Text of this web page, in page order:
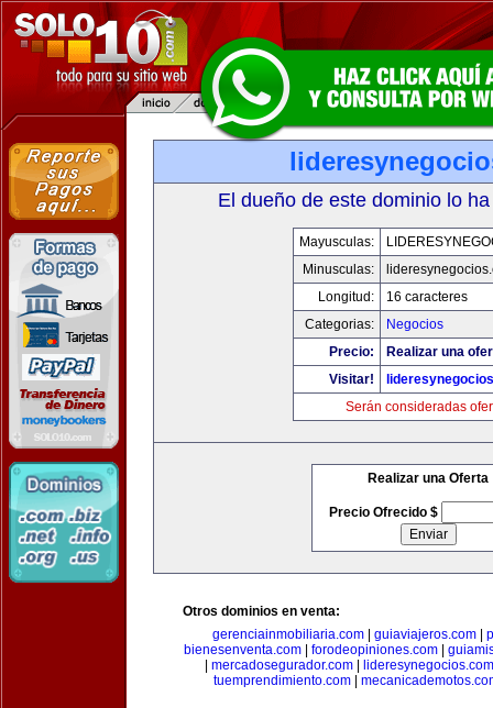
El dueño de este dominio lo
Mayusculas:
Minusculas:
Longitud:
16 caracteres
Categorias:
Negocios
Precio:
Realizar una
Visitar!
Serán consideradas
Realizar una Oferta
Precio Ofrecido $
Otros dominios en venta:
gerenciainmobiliaria.com
guiaviajeros.com
bienesenventa.com
forodeopiniones.com
mercadosegurador.com
lideresynegocios.com
tuemprendimiento.com